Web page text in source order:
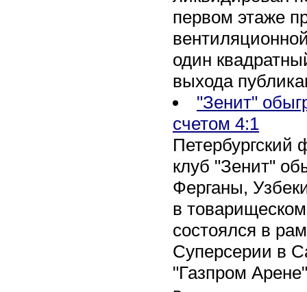
первом этаже
один
выхода
"Зенит"
счетом 4:1
Петербургский
клуб "Зенит"
Ферганы,
в
состоялся в
Суперсерии в
"Газпром